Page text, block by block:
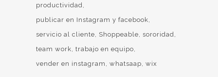
productividad
publicar en Instagram y facebook
servicio al cliente
Shoppeable sororidad
team work trabajo en equipo
vender en instagram
whatsaap wix